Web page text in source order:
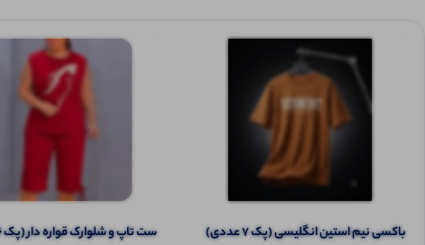
باکسی نیم استین انگلیسی (پک 7 عددی) ست تاپ و شلوارک قواره دار (پک 6 عددی)